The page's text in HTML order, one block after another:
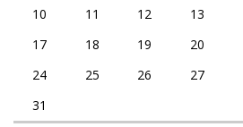
10
11 12 13
17
18 19 20
24
25 26 27
31